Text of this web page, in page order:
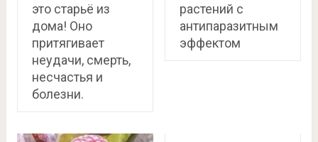
это старьё из
дома! Оно
притягивает
неудачи, смерть,
несчастья и
болезни.
растений с
антипаразитным
эффектом